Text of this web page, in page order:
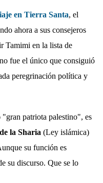
en Tierra Santa, el
ahora a sus consejeros
Tamimi en la lista de
fue el único que consiguió
peregrinación política y
patriota palestino", es
la Sharia (Ley islámica)
su función es
su discurso. Que se lo